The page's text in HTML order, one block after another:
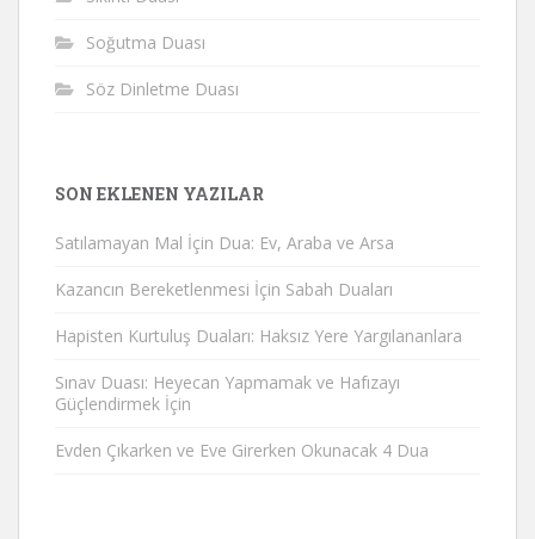
Soğutma Duası
Söz Dinletme Duası
SON EKLENEN YAZILAR
Satılamayan Mal İçin Dua: Ev, Araba ve Arsa
Kazancın Bereketlenmesi İçin Sabah Duaları
Hapisten Kurtuluş Duaları: Haksız Yere Yargılananlara
Sınav Duası: Heyecan Yapmamak ve Hafızayı
Güçlendirmek İçin
Evden Çıkarken ve Eve Girerken Okunacak 4 Dua